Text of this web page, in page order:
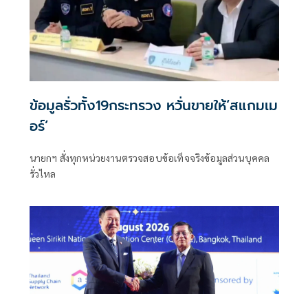
ข้อมูลรั่วทั้ง19กระทรวง หวั่นขายให้‘สแกมเม
อร์’
นายกฯ สั่งทุกหน่วยงานตรวจสอบข้อเท็จจริงข้อมูลส่วนบุคคล
รั่วไหล